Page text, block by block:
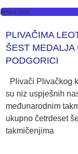
Arhiva 2026
PLIVAČIMA
ŠEST MEDALJA
PODGORICI
Plivači Plivačkog
su niz uspješnih
međunarodnim
ukupno četrdeset
takmičenjima